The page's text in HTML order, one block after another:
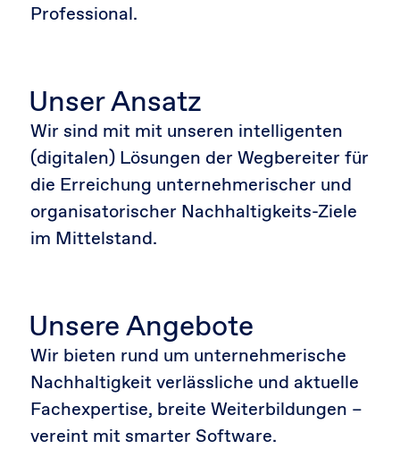
Professional.
Unser Ansatz
Wir sind mit mit unseren intelligenten
(digitalen) Lösungen der Wegbereiter für
die Erreichung unternehmerischer und
organisatorischer Nachhaltigkeits-Ziele
im Mittelstand.
Unsere Angebote
Wir bieten rund um unternehmerische
Nachhaltigkeit verlässliche und aktuelle
Fachexpertise, breite Weiterbildungen –
vereint mit smarter Software.